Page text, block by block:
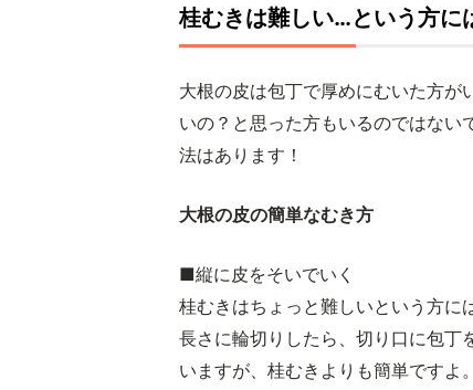
桂むきは難しい…という方に
大根の皮は包丁で厚めにむいた方が
いの？と思った方もいるのではない
法はあります！
大根の皮の簡単なむき方
■縦に皮をそいでいく
桂むきはちょっと難しいという方に
長さに輪切りしたら、切り口に包丁
いますが、桂むきよりも簡単ですよ。